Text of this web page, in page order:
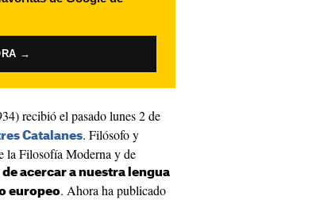
→
recibió el pasado lunes 2 de
Catalanes. Filósofo y
la Filosofía Moderna y de
acercar a nuestra lengua
europeo. Ahora ha publicado